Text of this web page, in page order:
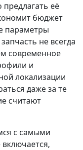
её
бюджет
параметры
не всегда
современное
и
локализации
даже за те
считают
с самыми